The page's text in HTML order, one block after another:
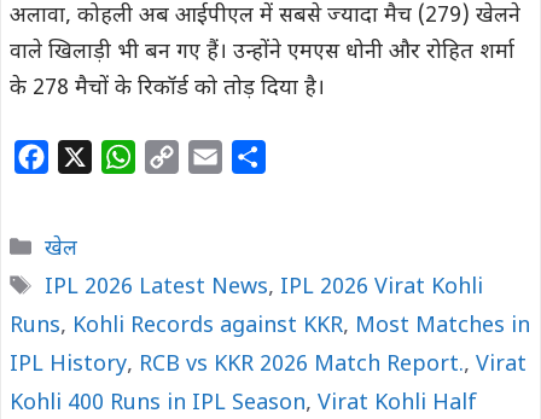
अलावा, कोहली अब आईपीएल में सबसे ज्यादा मैच (279) खेलने
वाले खिलाड़ी भी बन गए हैं। उन्होंने एमएस धोनी और रोहित शर्मा
के 278 मैचों के रिकॉर्ड को तोड़ दिया है।
e
b
o
o
k
W
s
A
p
p
L
i
n
k
l
e
Categories
खेल
Tags
IPL 2026 Latest News, IPL 2026 Virat Kohli
Runs, Kohli Records against KKR, Most Matches in
IPL History, RCB vs KKR 2026 Match Report., Virat
Kohli 400 Runs in IPL Season, Virat Kohli Half